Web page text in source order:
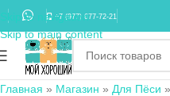
Skip to navigation
Skip to main content
+7 (977) 677-72-21
Главная » Магазин » Для Пёси »